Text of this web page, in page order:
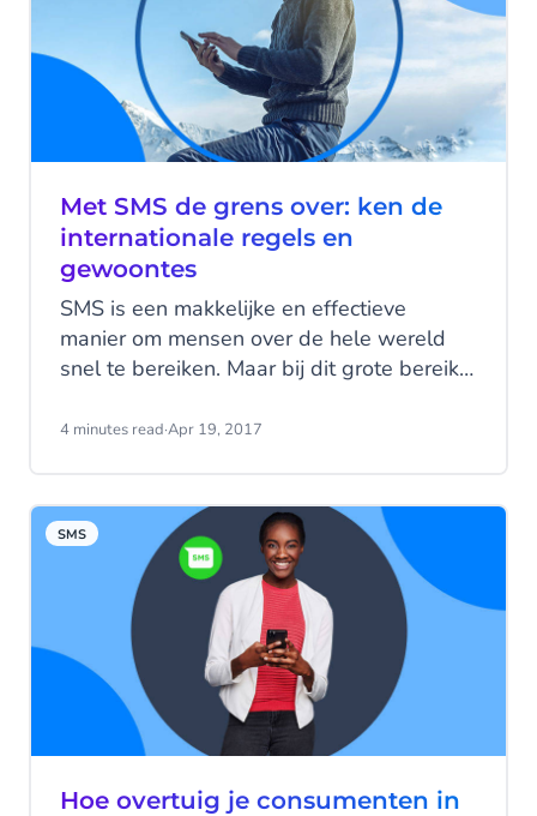
Met SMS de grens over: ken de
internationale regels en
gewoontes
SMS is een makkelijke en effectieve
manier om mensen over de hele wereld
snel te bereiken. Maar bij dit grote bereik
gebruiken en regels. Maar gelukkig heeft
vertellen over wat je wel en niet moet
doen als je consumenten in hun land wil
bereiken. Lees hieronder hun tips en
adviezen.
4 minutes read·Apr 19, 2017
SMS
Hoe overtuig je consumenten in